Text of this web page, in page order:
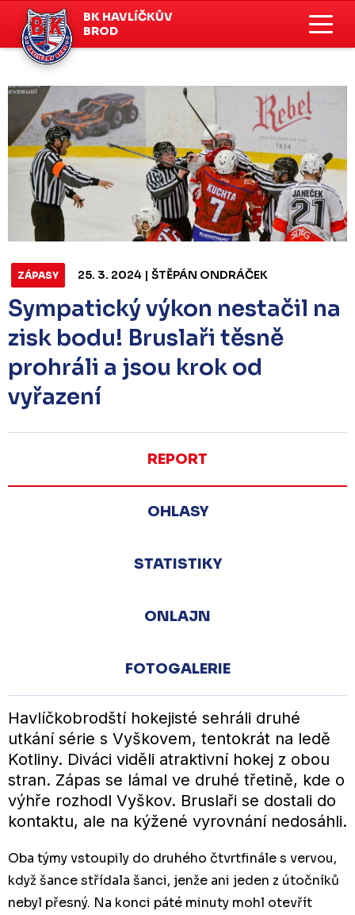
BK HAVLÍČKŮV
BROD
ZÁPASY 25. 3. 2024 | ŠTĚPÁN ONDRÁČEK
Sympatický výkon nestačil na
zisk bodu! Bruslaři těsně
prohráli a jsou krok od
vyřazení
REPORT
OHLASY
STATISTIKY
ONLAJN
FOTOGALERIE
Havlíčkobrodští hokejisté sehráli druhé
utkání série s Vyškovem, tentokrát na ledě
Kotliny. Diváci viděli atraktivní hokej z obou
stran. Zápas se lámal ve druhé třetině, kde o
výhře rozhodl Vyškov. Bruslaři se dostali do
kontaktu, ale na kýžené vyrovnání nedosáhli.
Oba týmy vstoupily do druhého čtvrtfinále s vervou,
když šance střídala šanci, jenže ani jeden z útočníků
nebyl přesný. Na konci páté minuty mohl otevřít